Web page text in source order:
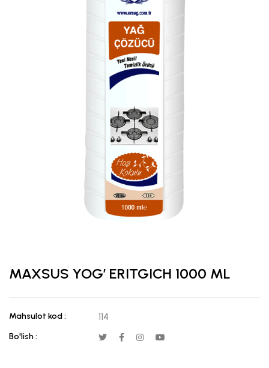
MAXSUS YOG’ ERITGICH 1000 ML
Mahsulot kod : 114
Bo'lish :